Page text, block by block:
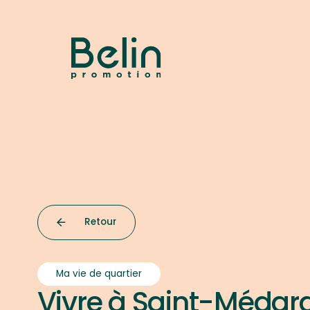
Retour
Ma vie de quartier
Vivre à Saint-